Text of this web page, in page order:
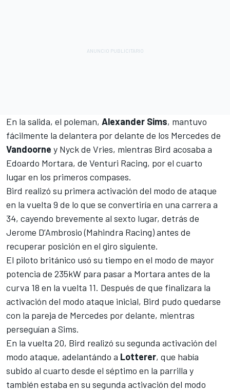
En la salida, el poleman, Alexander Sims, mantuvo
fácilmente la delantera por delante de los Mercedes de
Vandoorne y Nyck de Vries, mientras Bird acosaba a
Edoardo Mortara, de Venturi Racing, por el cuarto
lugar en los primeros compases.
Bird realizó su primera activación del modo de ataque
en la vuelta 9 de lo que se convertiría en una carrera a
34, cayendo brevemente al sexto lugar, detrás de
Jerome D’Ambrosio (Mahindra Racing) antes de
recuperar posición en el giro siguiente.
El piloto británico usó su tiempo en el modo de mayor
potencia de 235kW para pasar a Mortara antes de la
curva 18 en la vuelta 11. Después de que finalizara la
activación del modo ataque inicial, Bird pudo quedarse
con la pareja de Mercedes por delante, mientras
perseguían a Sims.
En la vuelta 20, Bird realizó su segunda activación del
modo ataque, adelantándo a Lotterer, que había
subido al cuarto desde el séptimo en la parrilla y
también estaba en su segunda activación del modo